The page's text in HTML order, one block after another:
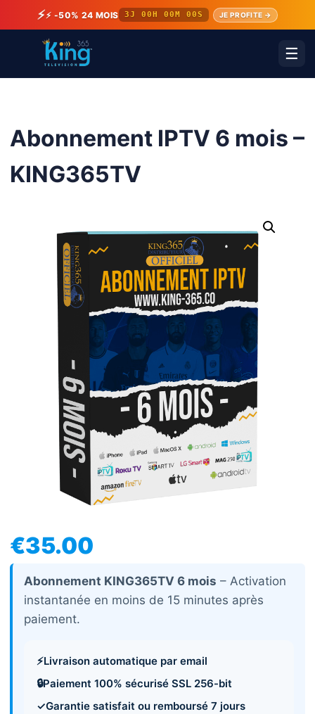
⚡⚡ -50% 24 MOIS 3J 00H 00M 00S JE PROFITE →
☰
Abonnement IPTV 6 mois –
KING365TV
€35.00
Abonnement KING365TV 6 mois – Activation
instantanée en moins de 15 minutes après
paiement.
⚡Livraison automatique par email
🔒Paiement 100% sécurisé SSL 256-bit
✓Garantie satisfait ou remboursé 7 jours